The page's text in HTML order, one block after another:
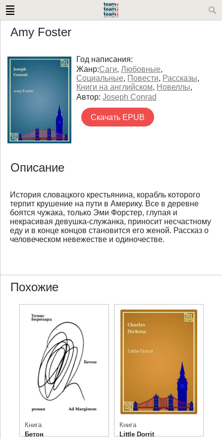
Amy Foster
Год написания:
Жанр:Саги, Любовные,
Социальные, Повести, Рассказы,
Книги на английском, Новеллы,
Автор: Joseph Conrad
Скачать EPUB
Описание
История словацкого крестьянина, корабль которого
терпит крушение на пути в Америку. Все в деревне
боятся чужака, только Эми Форстер, глупая и
некрасивая девушка-служанка, приносит несчастному
еду и в конце концов становится его женой. Рассказ о
человеческом невежестве и одиночестве.
Похожие
Книга
Бетон
Книга
Little Dorrit